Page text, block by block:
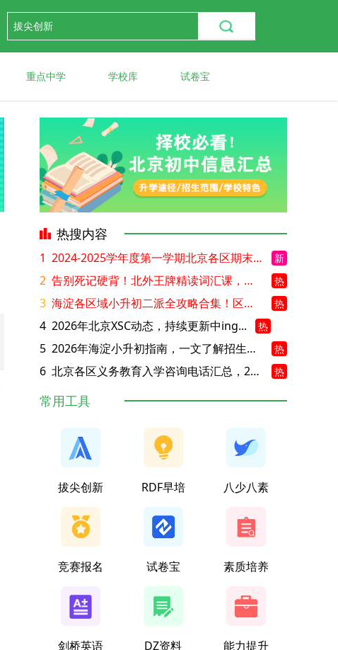
重点中学 学校库 试卷宝
热搜内容
1 2024-2025学年度第一学期北京各区期末考试真题试卷汇总 新
2 告别死记硬背！北外王牌精读词汇课，帮孩子突破英语词汇难关 热
3 海淀各区域小升初二派全攻略合集！区域一至五志愿填报、升学策略详解 热
4 2026年北京XSC动态，持续更新中ing... 热
5 2026年海淀小升初指南，一文了解招生政策要点 热
6 北京各区义务教育入学咨询电话汇总，25年小升初家长提前收藏 热
常用工具
拔尖创新 RDF早培 八少八素
竞赛报名 试卷宝 素质培养
剑桥英语 DZ资料 能力提升